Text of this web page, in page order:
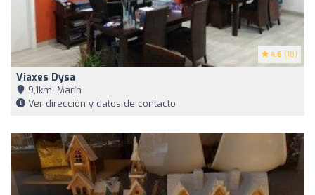
4.6 (18)
Viaxes Dysa
9,1km, Marín
Ver dirección y datos de contacto